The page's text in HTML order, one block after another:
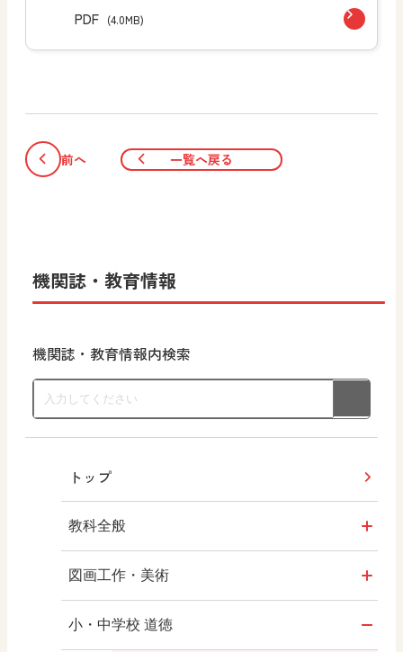
PDF (4.0MB)
前へ 一覧へ戻る
機関誌・教育情報
機関誌・教育情報内検索
トップ
教科全般
教育情報
MOVE
図画工作・美術
形 forme
小・中学校 道徳